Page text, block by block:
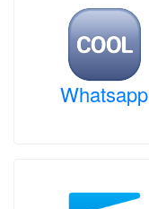
Whatsapp